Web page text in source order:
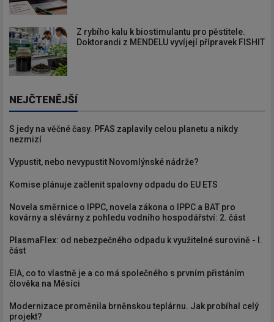
Z rybího kalu k biostimulantu pro pěstitele.
Doktorandi z MENDELU vyvíjejí přípravek FISHIT
NEJČTENĚJŠÍ
S jedy na věčné časy. PFAS zaplavily celou planetu a nikdy
nezmizí
Vypustit, nebo nevypustit Novomlýnské nádrže?
Komise plánuje začlenit spalovny odpadu do EU ETS
Novela směrnice o IPPC, novela zákona o IPPC a BAT pro
kovárny a slévárny z pohledu vodního hospodářství: 2. část
PlasmaFlex: od nebezpečného odpadu k využitelné surovině - I.
část
EIA, co to vlastně je a co má společného s prvním přistáním
člověka na Měsíci
Modernizace proměnila brněnskou teplárnu. Jak probíhal celý
projekt?